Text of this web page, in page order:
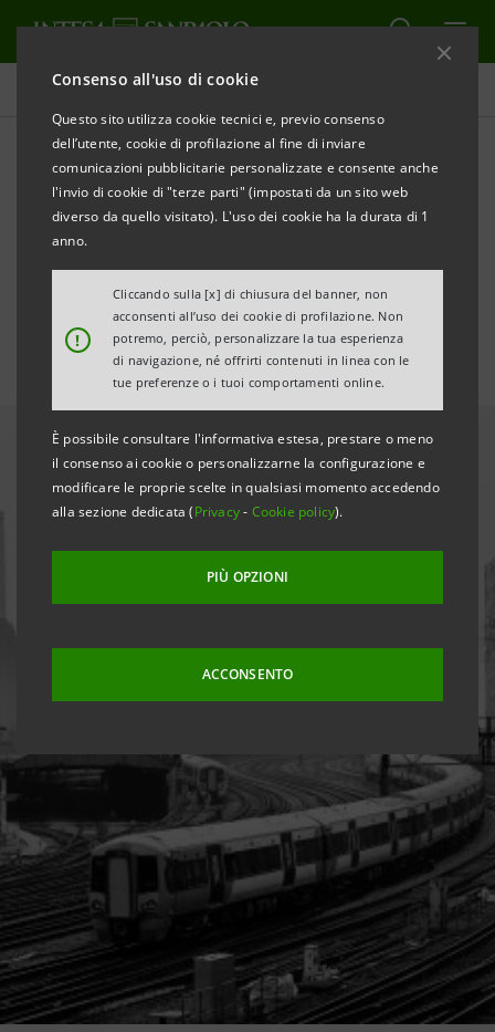
Consenso all'uso di cookie
Questo sito utilizza cookie tecnici e, previo consenso
dell’utente, cookie di profilazione al fine di inviare
comunicazioni pubblicitarie personalizzate e consente anche
l'invio di cookie di "terze parti" (impostati da un sito web
diverso da quello visitato). L'uso dei cookie ha la durata di 1
anno.
!
Cliccando sulla [x] di chiusura del banner, non
acconsenti all’uso dei cookie di profilazione. Non
potremo, perciò, personalizzare la tua esperienza
di navigazione, né offrirti contenuti in linea con le
tue preferenze o i tuoi comportamenti online.
È possibile consultare l'informativa estesa, prestare o meno
il consenso ai cookie o personalizzarne la configurazione e
modificare le proprie scelte in qualsiasi momento accedendo
alla sezione dedicata (Privacy- Cookie policy).
PIÙ OPZIONI
ACCONSENTO
Area Media
Distretti industriali: export
resiliente nel 2025,
incognite sul 2026